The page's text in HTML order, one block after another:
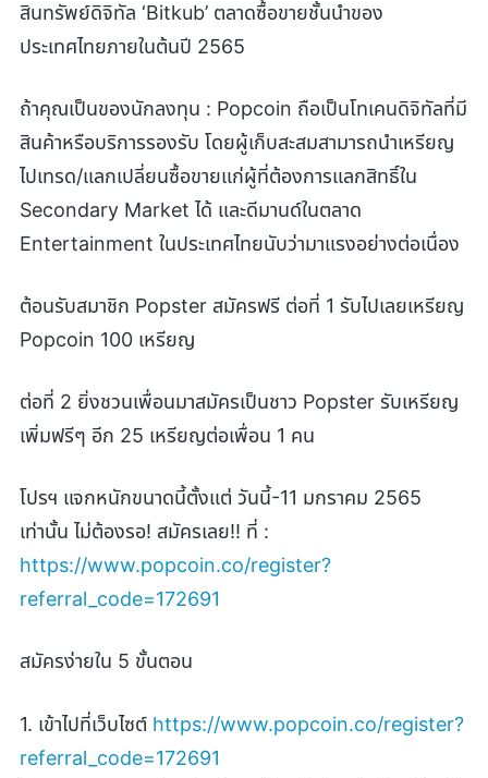
สินทรัพย์ดิจิทัล ‘Bitkub’ ตลาดซื้อขายชั้นนำของ
ประเทศไทยภายในต้นปี 2565
ถ้าคุณเป็นของนักลงทุน : Popcoin ถือเป็นโทเคนดิจิทัลที่มี
สินค้าหรือบริการรองรับ โดยผู้เก็บสะสมสามารถนำเหรียญ
ไปเทรด/แลกเปลี่ยนซื้อขายแก่ผู้ที่ต้องการแลกสิทธิ์ใน
Secondary Market ได้ และดีมานด์ในตลาด
Entertainment ในประเทศไทยนับว่ามาแรงอย่างต่อเนื่อง
ต้อนรับสมาชิก Popster สมัครฟรี ต่อที่ 1 รับไปเลยเหรียญ
Popcoin 100 เหรียญ
ต่อที่ 2 ยิ่งชวนเพื่อนมาสมัครเป็นชาว Popster รับเหรียญ
เพิ่มฟรีๆ อีก 25 เหรียญต่อเพื่อน 1 คน
โปรฯ แจกหนักขนาดนี้ตั้งแต่ วันนี้-11 มกราคม 2565
เท่านั้น ไม่ต้องรอ! สมัครเลย!! ที่ :
https://www.popcoin.co/register?
referral_code=172691
สมัครง่ายใน 5 ขั้นตอน
1. เข้าไปที่เว็บไซต์ https://www.popcoin.co/register?
referral_code=172691